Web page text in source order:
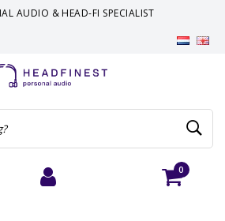
AUDIO & HEAD-FI SPECIALIST
0